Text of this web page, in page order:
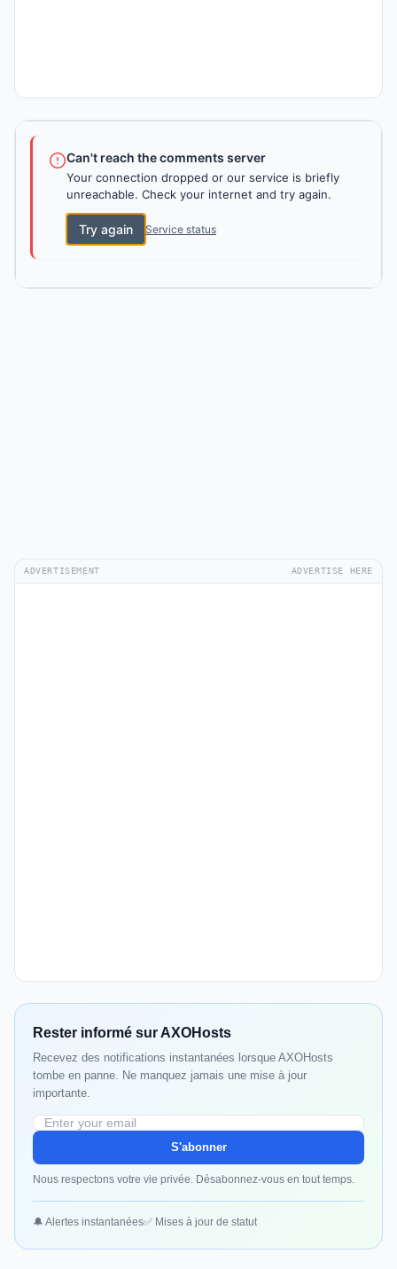
Can't reach the comments server
Your connection dropped or our service is briefly
unreachable. Check your internet and try again.
Try again Service status
ADVERTISEMENT ADVERTISE HERE
Rester informé sur AXOHosts
Recevez des notifications instantanées lorsque AXOHosts
tombe en panne. Ne manquez jamais une mise à jour
importante.
S'abonner
Nous respectons votre vie privée. Désabonnez-vous en tout temps.
🔔 Alertes instantanées✅ Mises à jour de statut